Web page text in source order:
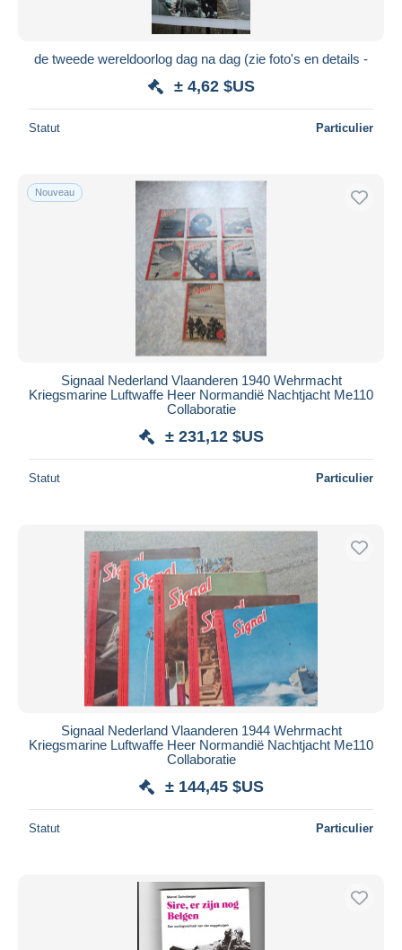
de tweede wereldoorlog dag na dag (zie foto's en details -
± 4,62 $US
Statut Particulier
Nouveau
Signaal Nederland Vlaanderen 1940 Wehrmacht
Kriegsmarine Luftwaffe Heer Normandië Nachtjacht Me110
Collaboratie
± 231,12 $US
Statut Particulier
Signaal Nederland Vlaanderen 1944 Wehrmacht
Kriegsmarine Luftwaffe Heer Normandië Nachtjacht Me110
Collaboratie
± 144,45 $US
Statut Particulier